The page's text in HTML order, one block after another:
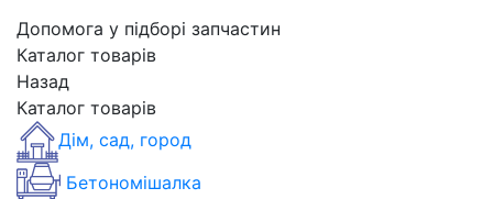
Допомога у підборі запчастин
Каталог товарів
Назад
Каталог товарів
Дім, сад, город
Бетономішалка